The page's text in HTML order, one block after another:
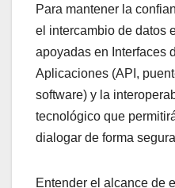
Para mantener la
el intercambio de datos
apoyadas en Interfaces
Aplicaciones (API,
software) y la
tecnológico que
dialogar de forma
Entender el alcance de